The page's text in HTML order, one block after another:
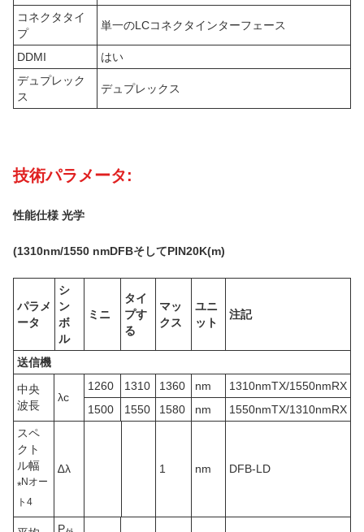
コネクタタイ
プ
単一のLCコネクタインターフェース
DDMI
はい
デュプレック
ス
デュプレックス
技術パラメータ:
性能仕様 光学
(1310nm/1550 nmDFBそしてPIN20K(m)
パラメ
ータ
シ
ン
ボ
ル
ミニ
タイ
プす
る
マッ
クス
ユニ
ット
注記
送信機
中央
波長
λc
1260 1310 1360 nm
1310nmTX/1550nmRX
1500
1550 1580 nm
1550nmTX/1310nmRX
スペ
クト
ル幅
*Nオー
ト 4
∆λ 1 nm DFB-LD
P